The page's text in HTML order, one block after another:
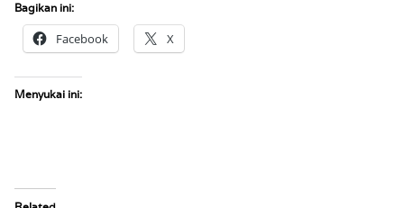
Bagikan ini:
Facebook X
Menyukai ini: